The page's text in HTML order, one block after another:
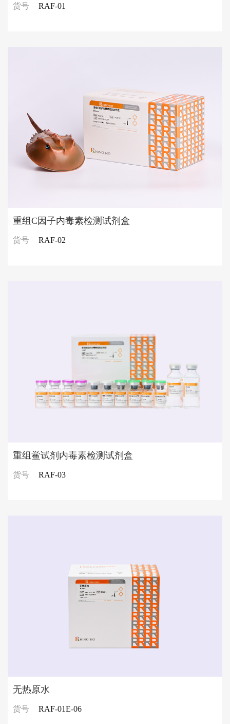
货号 RAF-01
重组C因子内毒素检测试剂盒
货号 RAF-02
重组鲎试剂内毒素检测试剂盒
货号 RAF-03
无热原水
货号 RAF-01E-06